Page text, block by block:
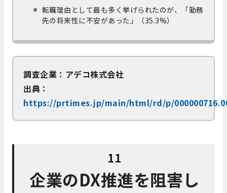
転職理由として最も多く挙げられたのが、「勤務
先の将来性に不安があった」（35.3%）
調査企業：アデコ株式会社
出典：
https://prtimes.jp/main/html/rd/p/
11
企業のDX推進を阻害し